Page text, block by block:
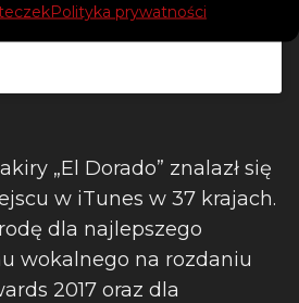
Polityka prywatności
„El Dorado” znalazł się
w iTunes w 37 krajach.
dla najlepszego
wokalnego na rozdaniu
2017 oraz dla